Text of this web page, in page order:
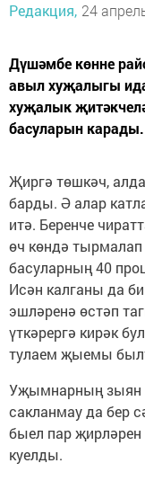
Редакция, 24
Дүшәмбе көнне
авыл хуҗалыгы
хуҗалык
басуларын карады.
Җиргә төшкәч,
барды. Ә алар
итә. Беренче
өч көндә тырмалап
басуларның 40
Исән калга­ны да
эшләренә өстәп
үткәрергә кирәк
тула­ем җыемы
Уҗымнарның зыян
сакланмау да бер
быел пар
куелды.